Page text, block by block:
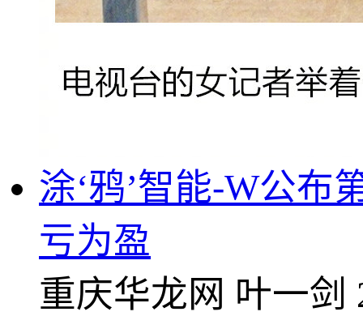
涂‘鸦’智能-W公布
亏为盈
重庆华龙网 叶一剑